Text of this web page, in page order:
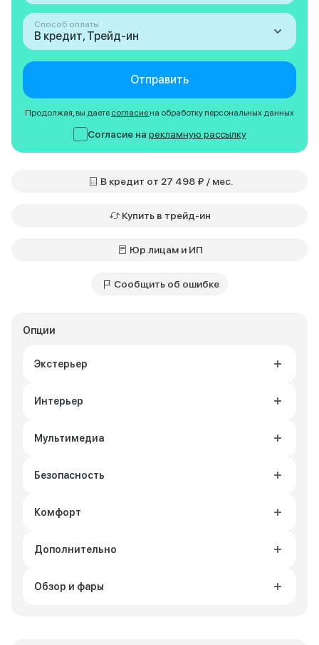
Опции
Экстерьер
Интерьер
Мультимедиа
Безопасность
Комфорт
Дополнительно
Обзор и фары
Способ оплаты
В кредит, Трейд-ин
Отправить
Продолжая, вы даете согласие на обработку персональных данных
Согласие на рекламную рассылку
В кредит от 27 498 ₽ / мес.
Купить в трейд-ин
Юр.лицам и ИП
Сообщить об ошибке